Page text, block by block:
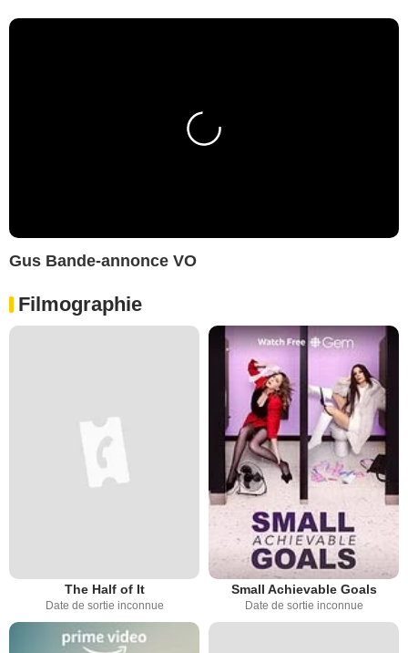
Gus Bande-annonce VO
Filmographie
The Half of It
Date de sortie inconnue
Small Achievable Goals
Date de sortie inconnue